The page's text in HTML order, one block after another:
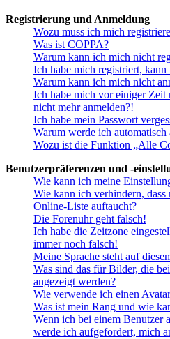
Registrierung und Anmeldung
Wozu muss ich mich
Was ist COPPA?
Warum kann ich mich nicht
Ich habe mich registriert,
Warum kann ich mich nicht
Ich habe mich vor einiger Zeit
nicht mehr anmelden?!
Ich habe mein Passwort
Warum werde ich automatisch
Wozu ist die Funktion „Alle
Benutzerpräferenzen und -
Wie kann ich meine
Wie kann ich verhindern,
Online-Liste auftaucht?
Die Forenuhr geht falsch!
Ich habe die Zeitzone
immer noch falsch!
Meine Sprache steht auf
Was sind das für Bilder, die
angezeigt werden?
Wie verwende ich einen
Was ist mein Rang und wie
Wenn ich bei einem
werde ich aufgefordert, mich